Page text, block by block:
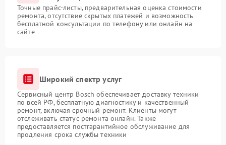
Точные прайс-листы, предварительная оценка стоимости
ремонта, отсутствие скрытых платежей и возможность
бесплатной консультации по телефону или онлайн на
сайте
Широкий спектр услуг
Сервисный центр Bosch обеспечивает доставку техники
по всей РФ, бесплатную диагностику и качественный
ремонт, включая срочный ремонт. Клиенты могут
отслеживать статус ремонта онлайн. Также
предоставляется постгарантийное обслуживание для
продления срока службы техники